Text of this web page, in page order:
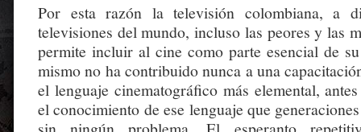
Por esta razón la televisión colombiana, a
televisiones del mundo, incluso las peores y las
permite incluir al cine como parte esencial de
mismo no ha contribuido nunca a una
el lenguaje cinematográfico más elemental,
el conocimiento de ese lenguaje que